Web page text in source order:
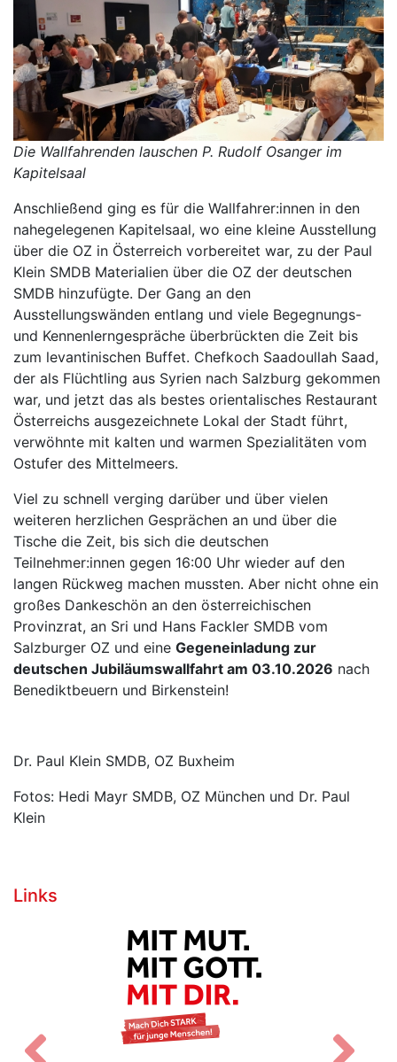
Die Wallfahrenden lauschen P. Rudolf Osanger im
Kapitelsaal
Anschließend ging es für die Wallfahrer:innen in den
nahegelegenen Kapitelsaal, wo eine kleine Ausstellung
über die OZ in Österreich vorbereitet war, zu der Paul
Klein SMDB Materialien über die OZ der deutschen
SMDB hinzufügte. Der Gang an den
Ausstellungswänden entlang und viele Begegnungs-
und Kennenlerngespräche überbrückten die Zeit bis
zum levantinischen Buffet. Chefkoch Saadoullah Saad,
der als Flüchtling aus Syrien nach Salzburg gekommen
war, und jetzt das als bestes orientalisches Restaurant
Österreichs ausgezeichnete Lokal der Stadt führt,
verwöhnte mit kalten und warmen Spezialitäten vom
Ostufer des Mittelmeers.
Viel zu schnell verging darüber und über vielen
weiteren herzlichen Gesprächen an und über die
Tische die Zeit, bis sich die deutschen
Teilnehmer:innen gegen 16:00 Uhr wieder auf den
langen Rückweg machen mussten. Aber nicht ohne ein
großes Dankeschön an den österreichischen
Provinzrat, an Sri und Hans Fackler SMDB vom
Salzburger OZ und eine Gegeneinladung zur
deutschen Jubiläumswallfahrt am 03.10.2026 nach
Benediktbeuern und Birkenstein!
Dr. Paul Klein SMDB, OZ Buxheim
Fotos: Hedi Mayr SMDB, OZ München und Dr. Paul
Klein
Links